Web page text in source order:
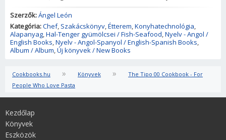
Szerzők:Ángel León
Kategória:Chef, Szakácskönyv,Étterem,Konyhatechnológia,
Alapanyag,Hal-Tenger gyümölcsei / Fish-Seafood,Nyelv - Angol /
English Books,Nyelv - Angol-Spanyol / English-Spanish Books,
Album / Album,Új könyvek / New Books
Cookbooks.hu » Könyvek »
The Tipo 00 Cookbook - For
People Who Love Pasta
Kezdőlap
Könyvek
Eszközök